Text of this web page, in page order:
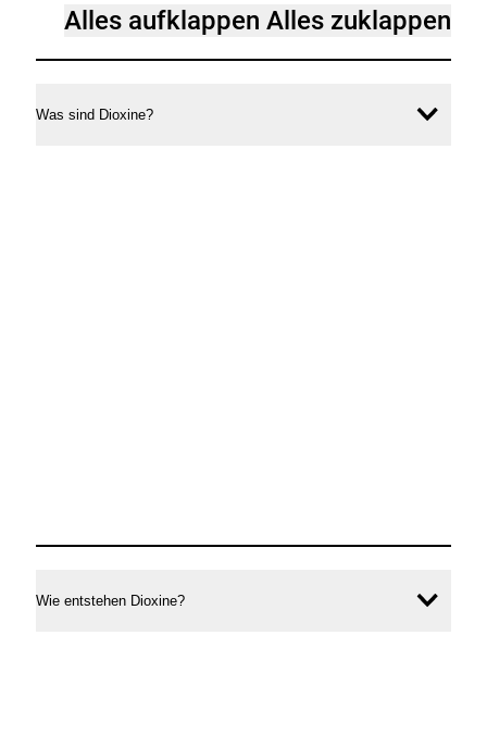
Fragen
zu
Alles aufklappenAlles zuklappen
Was sind Dioxine?
Wie entstehen Dioxine?